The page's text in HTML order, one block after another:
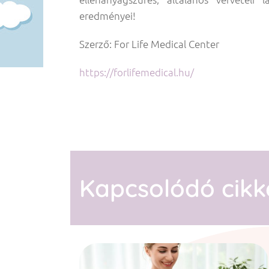
eredményei!
Szerző: For Life Medical Center
https://forlifemedical.hu/
Kapcsolódó